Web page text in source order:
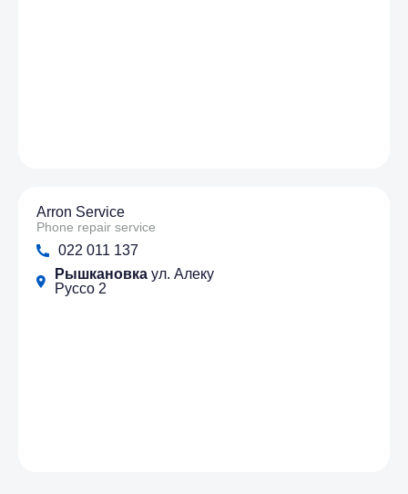
Arron Service
Phone repair service
022 011 137
Рышкановка ул. Алеку
Руссо 2